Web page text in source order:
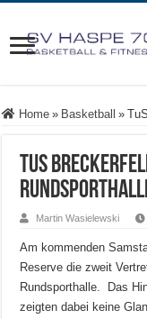
Home » Basketball »
TuS
Martin Wasielewski
Am kommenden
Reserve die zweit
Rundsporthalle. Das
zeigten dabei keine